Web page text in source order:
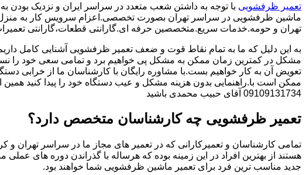
تعمیر ظرفشویی با توجه به داشتن شعب متعدد در سراسر ایران و نزدیک بودن
ماشین ظرفشویی در سراسر تهران بصورت تخصصی.اعزام سرویس کار به
تهران و حومه.خدمات سریع.متخصصین حرفه ای.گارانتی قطعات،گارانتی
به این دلیل که ما به تمام نقاط قوت و ضعف تعمیر ظرفشویی آشنایی کامل
مشکل در کمترین زمان ممکن به مشکل پی خواهیم برد و تمامی سعی خود را
تعویض آن به کار خواهیم بست.با مشاوره رایگان با کارشناسان ما از خرابی
ممکن است با.راهنمایی بدون هزینه مشکل و عیب دستگاه خود را پیدا کنید همین
09109131734 آقای حبیب محمدی باشید
تعمیر ظرفشویی چه کارشناسان متخصص دارد؟
تمامی کارشناسان و تعمیرکارانی که در تعمیر های مجاز ما در سراسر تهران و
هستند از بهترین افراد در این زمینه بوده که هرساله با گذراندن دوره های
جدید مناسب ترین فرد برای تعمیر ماشین ظرفشویی شما خواهند بود.